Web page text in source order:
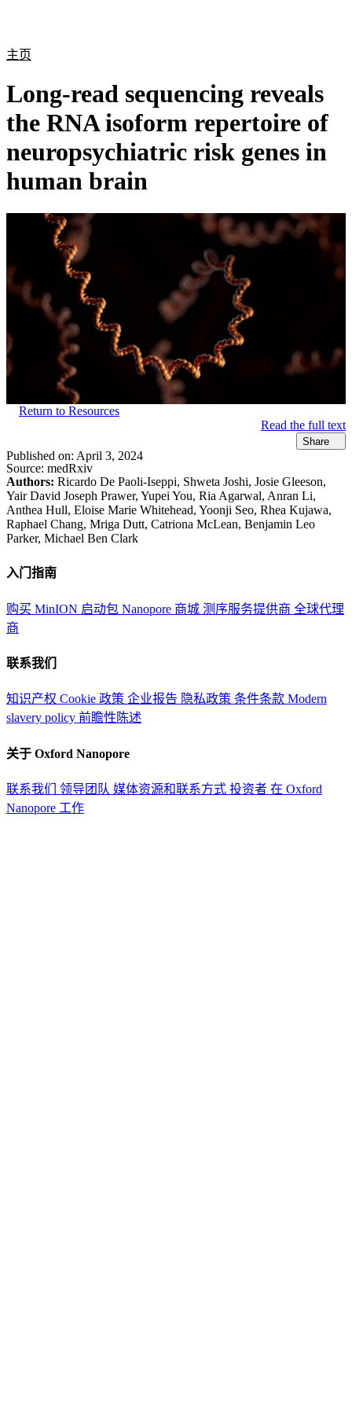
主页
Long-read sequencing reveals
the RNA isoform repertoire of
neuropsychiatric risk genes in
human brain
Return to Resources
Read the full text
Share
Published on: April 3, 2024
Source: medRxiv
Authors: Ricardo De Paoli-Iseppi, Shweta Joshi, Josie Gleeson,
Yair David Joseph Prawer, Yupei You, Ria Agarwal, Anran Li,
Anthea Hull, Eloise Marie Whitehead, Yoonji Seo, Rhea Kujawa,
Raphael Chang, Mriga Dutt, Catriona McLean, Benjamin Leo
Parker, Michael Ben Clark
入门指南
购买 MinION 启动包 Nanopore 商城 测序服务提供商 全球代理
商
联系我们
知识产权 Cookie 政策 企业报告 隐私政策 条件条款 Modern
slavery policy 前瞻性陈述
关于 Oxford Nanopore
联系我们 领导团队 媒体资源和联系方式 投资者 在 Oxford
Nanopore 工作